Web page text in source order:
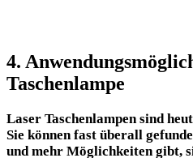
4.‍
Taschenlampe
Laser ⁣Taschenlampen sind
Sie können fast überall
und mehr Möglichkeiten gibt,